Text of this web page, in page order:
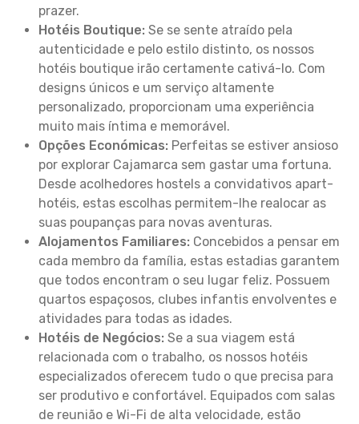
prazer.
Hotéis Boutique: Se se sente atraído pela
autenticidade e pelo estilo distinto, os nossos
hotéis boutique irão certamente cativá-lo. Com
designs únicos e um serviço altamente
personalizado, proporcionam uma experiência
muito mais íntima e memorável.
Opções Económicas: Perfeitas se estiver ansioso
por explorar Cajamarca sem gastar uma fortuna.
Desde acolhedores hostels a convidativos apart-
hotéis, estas escolhas permitem-lhe realocar as
suas poupanças para novas aventuras.
Alojamentos Familiares: Concebidos a pensar em
cada membro da família, estas estadias garantem
que todos encontram o seu lugar feliz. Possuem
quartos espaçosos, clubes infantis envolventes e
atividades para todas as idades.
Hotéis de Negócios: Se a sua viagem está
relacionada com o trabalho, os nossos hotéis
especializados oferecem tudo o que precisa para
ser produtivo e confortável. Equipados com salas
de reunião e Wi-Fi de alta velocidade, estão